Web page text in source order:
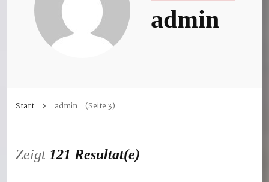
admin
Start admin (Seite 3)
Zeigt 121 Resultat(e)